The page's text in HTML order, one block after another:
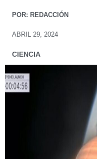
POR: REDACCIÓN
ABRIL 29, 2024
CIENCIA